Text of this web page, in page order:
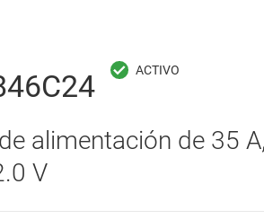
Aislamiento
Audio, háptica y piezoeléctrica
alimentación de 35
V